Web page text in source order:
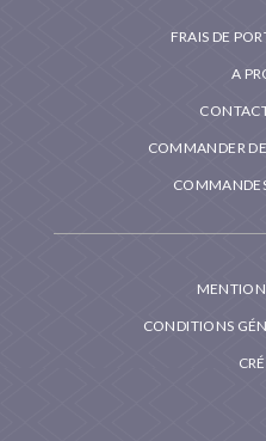
FRAIS DE
A
COMMANDER
CONDITIONS